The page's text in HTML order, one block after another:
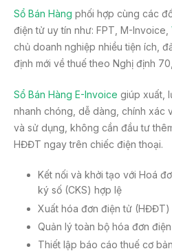
Sổ Bán Hàng phối hợp cùng các
điện tử uy tín như: FPT, M-Invoice,
chủ doanh nghiệp nhiều tiện ích,
định mới về thuế theo Nghị định
Sổ Bán Hàng E-Invoice giúp xuất,
nhanh chóng, dễ dàng, chính xác
và sử dụng, không cần đầu tư
HĐĐT ngay trên chiếc điện thoại.
Kết nối và khởi tạo với Hoá
ký số (CKS) hợp lệ
Xuất hóa đơn điện tử (HĐĐT)
Quản lý toàn bộ hóa đơn
Thiết lập báo cáo thuế cơ